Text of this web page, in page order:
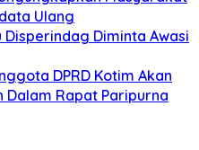
Ulang
Diminta Awasi
DPRD Kotim Akan
Dalam Rapat Paripurna